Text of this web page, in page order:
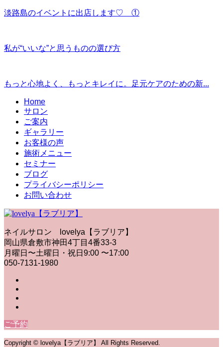
淡路島のイベントに出店します♡ ①
私が“いいな”と思うものの選び方
もっと心地よく、もっとキレイに。足元ケアのための新...
Home
サロン
ご案内
ギャラリー
お客様の声
施術メニュー
セミナー
ブログ
プライバシーポリシー
お問い合わせ
ネイルサロン lovelya【ラブリア】
岡山県倉敷市神田4丁目4番33-3
月曜日〜土曜日・祝日9:00 〜17:00
050-7131-1980
ご予約
Copyright © lovelya【ラブリア】 All Rights Reserved.